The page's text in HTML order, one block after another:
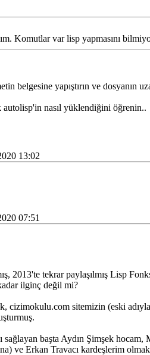
Komutlar var lisp yapmasını
belgesine yapıştırın ve dosyanın
nasıl yüklendiğini öğrenin..
13:02
07:51
2013'te tekrar paylaşılmış Lisp
ilginç değil mi?
cizimokulu.com sitemizin (eski
sağlayan başta Aydın Şimşek
ve Erkan Travacı kardeşlerim